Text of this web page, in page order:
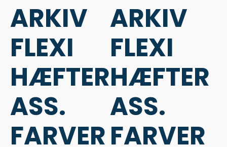
ARKIV
FLEXI
HÆFTER
ASS.
FARVER
ARKIV
FLEXI
HÆFTER
ASS.
FARVER